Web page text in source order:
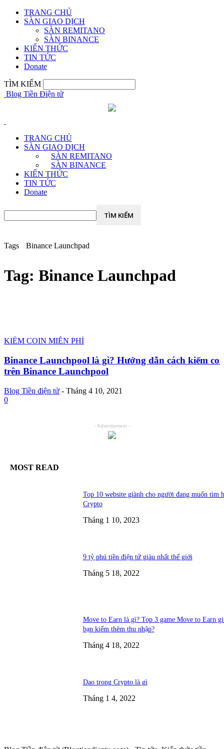
TRANG CHỦ
SÀN GIAO DỊCH
SÀN REMITANO
SÀN BINANCE
KIẾN THỨC
TIN TỨC
Donate
Hoan nghênh!
đăng nhập vào tài khoản của bạn
Tài khoản
Quên mật khẩu?
TÌM KIẾM
Blog Tiền Điện tử
TRANG CHỦ
SÀN GIAO DỊCH
SÀN REMITANO
SÀN BINANCE
KIẾN THỨC
TIN TỨC
Donate
Tags Binance Launchpad
Tag: Binance Launchpad
KIẾM COIN MIỄN PHÍ
Binance Launchpool là gì? Hướng dẫn cách kiếm
trên Binance Launchpool
Blog Tiền điện tử - Tháng 4 10, 2021
0
- Advertisment -
MOST READ
Top 10 website giành cho người đang muốn tìm
Crypto
Tháng 1 10, 2023
9 tỷ phú tiền điện tử giàu nhất thế giới
Tháng 5 18, 2022
Move to Earn là gì? Top 3 game Move to Earn
bạn kiếm thêm thu nhập?
Tháng 4 18, 2022
Dao trong Crypto là gì
Tháng 1 4, 2022